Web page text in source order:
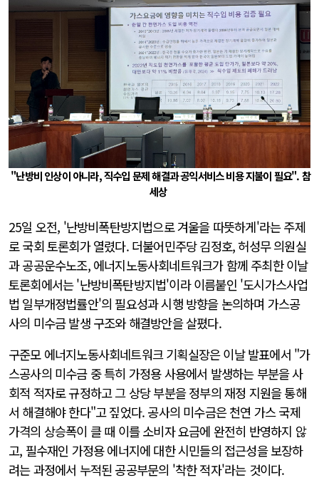
"난방비 인상이 아니라, 직수입 문제 해결과 공익서비스 비용 지불이 필요". 참
세상
25일 오전, '난방비폭탄방지법으로 겨울을 따뜻하게'라는 주제
로 국회 토론회가 열렸다. 더불어민주당 김정호, 허성무 의원실
과 공공운수노조, 에너지노동사회네트워크가 함께 주최한 이날
토론회에서는 '난방비폭탄방지법'이라 이름붙인 '도시가스사업
법 일부개정법률안'의 필요성과 시행 방향을 논의하며 가스공
사의 미수금 발생 구조와 해결방안을 살폈다.
구준모 에너지노동사회네트워크 기획실장은 이날 발표에서 "가
스공사의 미수금 중 특히 가정용 사용에서 발생하는 부분을 사
회적 적자로 규정하고 그 상당 부분을 정부의 재정 지원을 통해
서 해결해야 한다"고 짚었다. 공사의 미수금은 천연 가스 국제
가격의 상승폭이 클 때 이를 소비자 요금에 완전히 반영하지 않
고, 필수재인 가정용 에너지에 대한 시민들의 접근성을 보장하
려는 과정에서 누적된 공공부문의 '착한 적자'라는 것이다.